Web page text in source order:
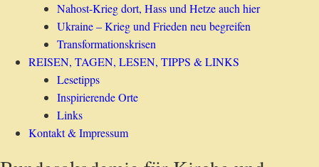
Nahost-Krieg dort, Hass und Hetze auch hier
Ukraine – Krieg und Frieden neu begreifen
Transformationskrisen
REISEN, TAGEN, LESEN, TIPPS & LINKS
Lesetipps
Inspirierende Orte
Links
Kontakt & Impressum